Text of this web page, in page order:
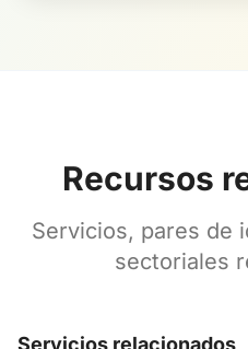
Recursos
Servicios, pares de
sectoriales
Servicios relacionados